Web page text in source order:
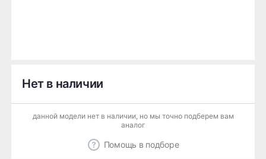
Нет в наличии
данной модели нет в наличии, но мы точно подберем вам
аналог
Помощь в подборе